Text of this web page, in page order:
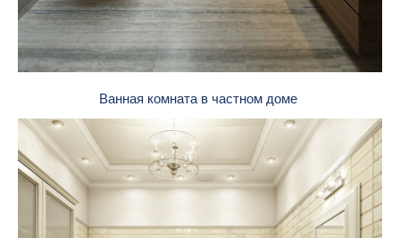
Ванная комната в частном доме